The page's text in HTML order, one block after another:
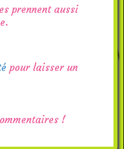
prennent aussi
pour laisser un
!